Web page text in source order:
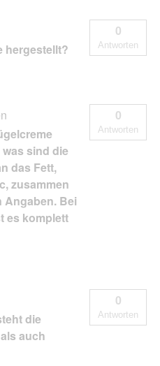
hergestellt?
0
Antworten
sind die
das Fett,
zusammen
Angaben. Bei
es komplett
0
Antworten
die
auch
0
Antworten